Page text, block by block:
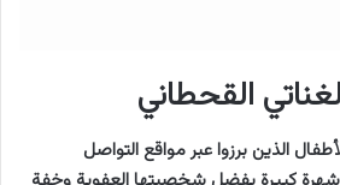
القحطاني
الذين برزوا عبر مواقع التواصل